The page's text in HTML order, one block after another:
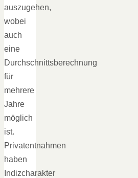
auszugehen,
wobei
auch
eine
Durchschnittsberechnung
für
mehrere
Jahre
möglich
ist.
Privatentnahmen
haben
Indizcharakter